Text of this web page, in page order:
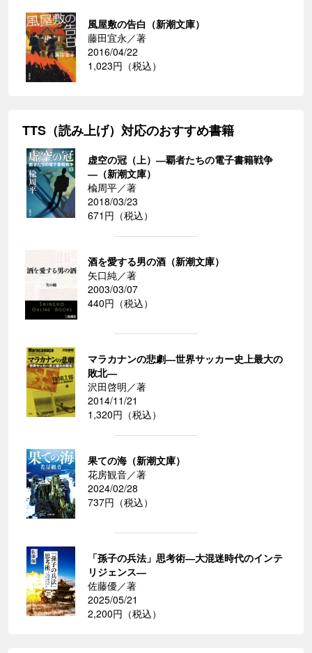
風屋敷の告白（新潮文庫）
藤田宜永／著
2016/04/22
1,023円（税込）
TTS（読み上げ）対応のおすすめ書籍
虚空の冠（上）―覇者たちの電子書籍戦争
―（新潮文庫）
楡周平／著
2018/03/23
671円（税込）
酒を愛する男の酒（新潮文庫）
矢口純／著
2003/03/07
440円（税込）
マラカナンの悲劇―世界サッカー史上最大の
敗北―
沢田啓明／著
2014/11/21
1,320円（税込）
果ての海（新潮文庫）
花房観音／著
2024/02/28
737円（税込）
「孫子の兵法」思考術―大混迷時代のインテ
リジェンス―
佐藤優／著
2025/05/21
2,200円（税込）